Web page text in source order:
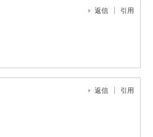
返信 引用
返信 引用